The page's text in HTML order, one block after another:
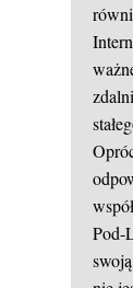
Pod-